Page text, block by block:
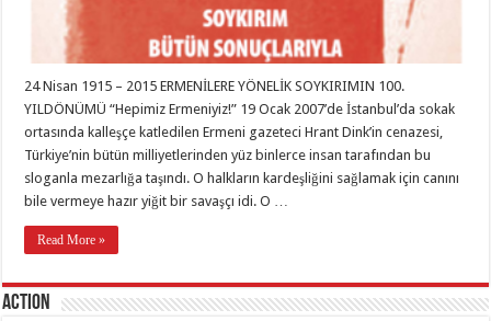
24 Nisan 1915 – 2015 ERMENİLERE YÖNELİK SOYKIRIMIN 100.
YILDÖNÜMÜ “Hepimiz Ermeniyiz!” 19 Ocak 2007’de İstanbul’da sokak
ortasında kalleşçe katledilen Ermeni gazeteci Hrant Dink’in cenazesi,
Türkiye’nin bütün milliyetlerinden yüz binlerce insan tarafından bu
sloganla mezarlığa taşındı. O halkların kardeşliğini sağlamak için canını
bile vermeye hazır yiğit bir savaşçı idi. O …
Read More »
Action